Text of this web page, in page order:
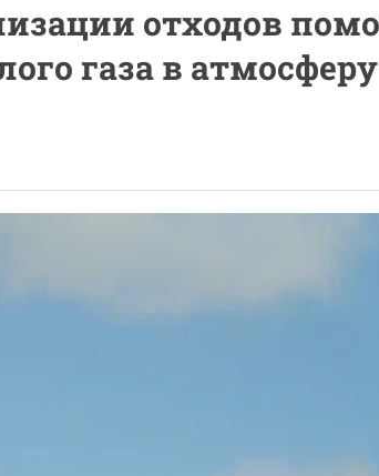
отходов
газа в